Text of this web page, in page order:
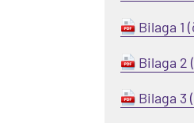
Bilaga 1
Bilaga 2
Bilaga 3